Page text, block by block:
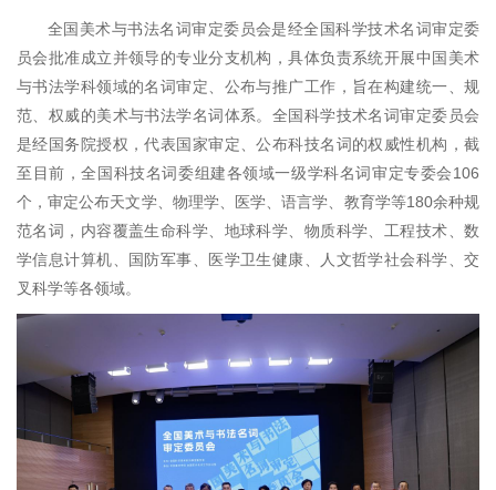
全国美术与书法名词审定委员会是经全国科学技术名词审定委
员会批准成立并领导的专业分支机构，具体负责系统开展中国美术
与书法学科领域的名词审定、公布与推广工作，旨在构建统一、规
范、权威的美术与书法学名词体系。全国科学技术名词审定委员会
是经国务院授权，代表国家审定、公布科技名词的权威性机构，截
至目前，全国科技名词委组建各领域一级学科名词审定专委会106
个，审定公布天文学、物理学、医学、语言学、教育学等180余种规
范名词，内容覆盖生命科学、地球科学、物质科学、工程技术、数
学信息计算机、国防军事、医学卫生健康、人文哲学社会科学、交
叉科学等各领域。